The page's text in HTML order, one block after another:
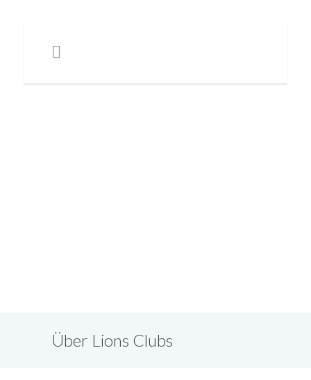
Über Lions Clubs